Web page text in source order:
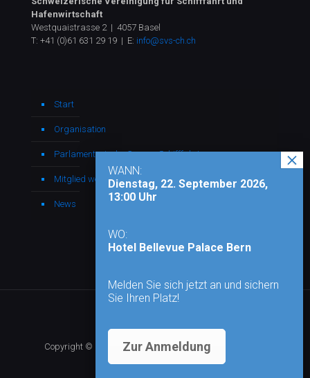
Hafenwirtschaft
Westquaistrasse 2 | 4057 Basel
T: +41 (0)61 631 29 19 | E: info@svs-ch.ch
Start
Organisation
Parlamentarische Gruppe Schifffahrt
Mitglied werden
News
Copyright © 2026 - Alle Rechte vorbehalten |
WANN:
Dienstag, 22. September 2026,
13:00 Uhr
WO:
Hotel Bellevue Palace Bern
Melden Sie sich jetzt an und sichern
Sie Ihren Platz!
Zur Anmeldung